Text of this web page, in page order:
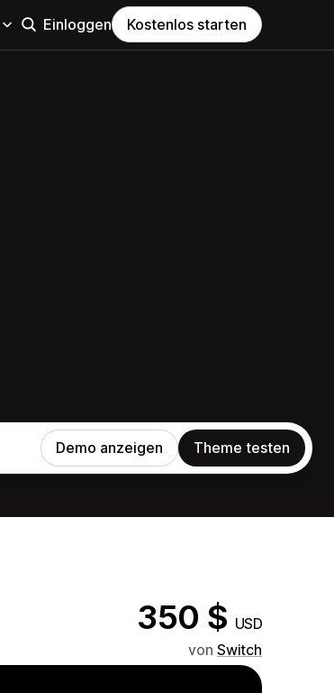
Einloggen Kostenlos starten
Demo anzeigen Theme testen
350 $ USD
von Switch